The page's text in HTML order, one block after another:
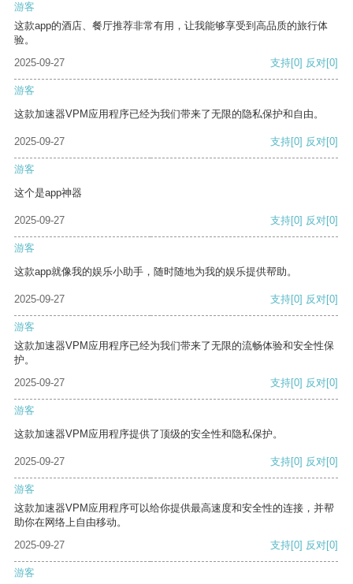
游客
这款app的酒店、餐厅推荐非常有用，让我能够享受到高品质的旅行体
验。
2025-09-27
支持[0] 反对[0]
游客
这款加速器VPM应用程序已经为我们带来了无限的隐私保护和自由。
2025-09-27 支持[0] 反对[0]
游客
这个是app神器
2025-09-27 支持[0] 反对[0]
游客
这款app就像我的娱乐小助手，随时随地为我的娱乐提供帮助。
2025-09-27 支持[0] 反对[0]
游客
这款加速器VPM应用程序已经为我们带来了无限的流畅体验和安全性保
护。
2025-09-27
支持[0] 反对[0]
游客
这款加速器VPM应用程序提供了顶级的安全性和隐私保护。
2025-09-27 支持[0] 反对[0]
游客
这款加速器VPM应用程序可以给你提供最高速度和安全性的连接，并帮
助你在网络上自由移动。
2025-09-27
支持[0] 反对[0]
游客